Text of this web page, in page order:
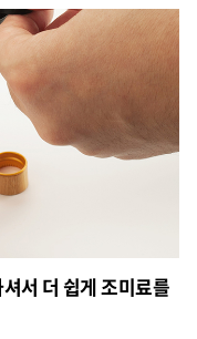
서 더 쉽게 조미료를